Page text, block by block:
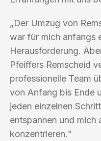
„Der Umzug von
war für mich anfangs
Herausforderung.
Pfeiffers Remscheid
professionelle Team
von Anfang bis Ende
jeden einzelnen
entspannen und
konzentrieren.“